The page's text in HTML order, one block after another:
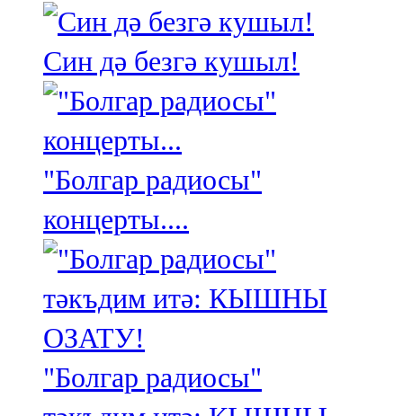
Син дә безгә кушыл!
"Болгар радиосы"
концерты....
"Болгар радиосы"